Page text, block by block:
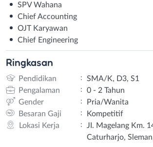
SPV Wahana
Chief Accounting
OJT Karyawan
Chief Engineering
Ringkasan
Pendidikan :
SMA/K, D3, S1
Pengalaman
:
0 - 2 Tahun
Gender
:
Pria/Wanita
Besaran Gaji
:
Kompetitif
Lokasi Kerja
:
JI. Magelang Km.
Caturharjo,